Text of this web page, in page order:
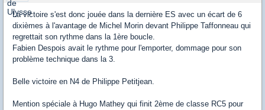
La victoire s'est donc jouée dans la dernière ES avec un écart de 6
dixièmes à l'avantage de Michel Morin devant Philippe Taffonneau qui
regrettait son rythme dans la 1ère boucle.
Fabien Despois avait le rythme pour l'emporter, dommage pour son
problème technique dans la 3.
Belle victoire en N4 de Philippe Petitjean.
Mention spéciale à Hugo Mathey qui finit 2ème de classe RC5 pour